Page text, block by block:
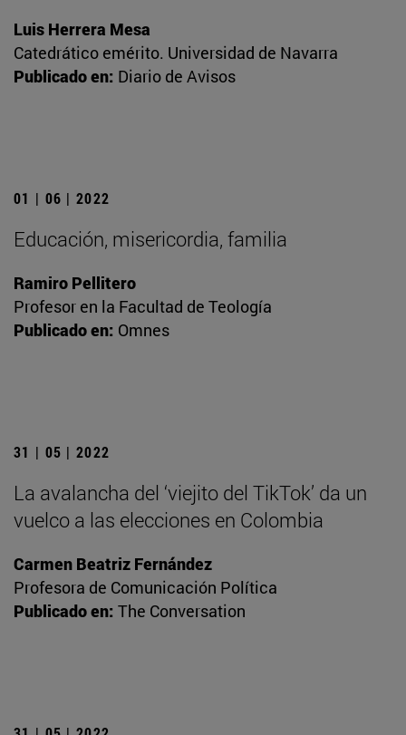
Luis Herrera Mesa
Catedrático emérito. Universidad de Navarra
Publicado en: Diario de Avisos
01 | 06 | 2022
Educación, misericordia, familia
Ramiro Pellitero
Profesor en la Facultad de Teología
Publicado en: Omnes
31 | 05 | 2022
La avalancha del ‘viejito del TikTok’ da un
vuelco a las elecciones en Colombia
Carmen Beatriz Fernández
Profesora de Comunicación Política
Publicado en: The Conversation